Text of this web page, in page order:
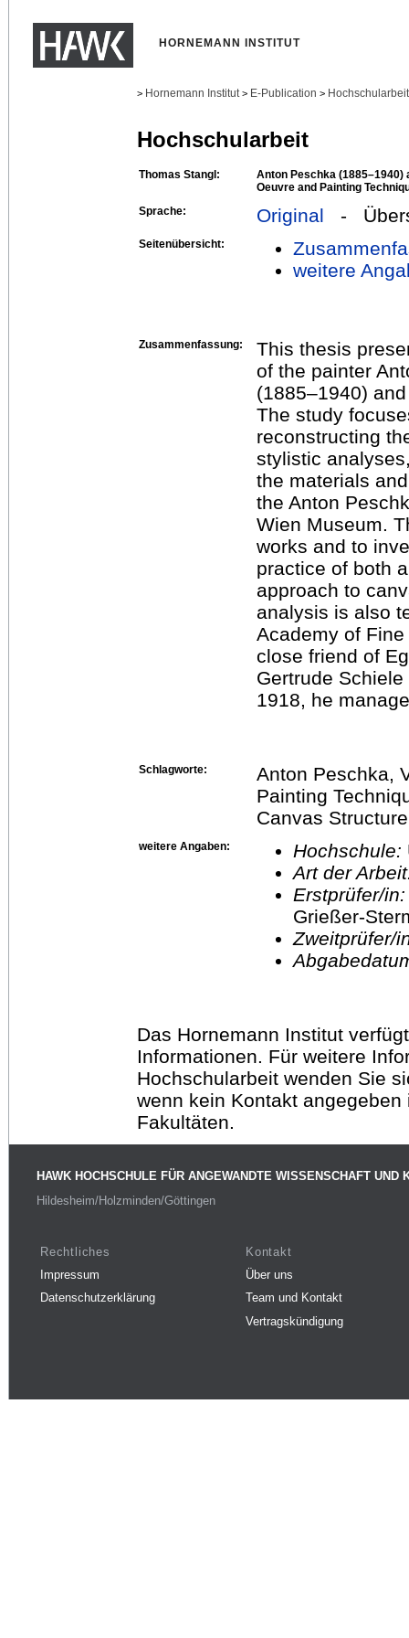
HORNEMANN INSTITUT
> Hornemann Institut > E-Publication >
Hochschularbeit
Thomas Stangl:
Anton Peschka (1885–1940)
Oeuvre and Painting
Sprache:
Original -
Seitenübersicht:
weitere
Zusammenfassung:
This thesis
of the painter
(1885–1940)
The study
reconstructing
stylistic
the materials
the Anton
Wien Museum.
works and to
practice of both
approach to
analysis is also
Academy of
close friend of
Gertrude
1918, he
Schlagworte:
Anton Peschka,
Painting
Canvas
weitere Angaben: Hochschule:
Art der
Erstprüfer/
Grießer-
Das Hornemann Institut
Informationen. Für weitere
Hochschularbeit wenden Sie
wenn kein Kontakt
Fakultäten.
HAWK HOCHSCHULE FÜR ANGEWANDTE WISSENSCHAFT UND
Hildesheim/Holzminden/Göttingen
Rechtliches
Impressum
Datenschutzerklärung
Kontakt
Über uns
Team und Kontakt
Vertragskündigung